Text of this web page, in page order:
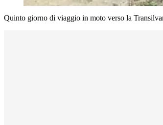
Quinto giorno di viaggio in moto verso la